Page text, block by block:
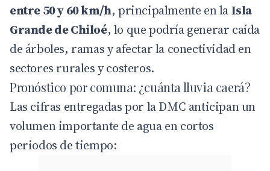
entre 50 y 60 km/h, principalmente en laIsla
Grande de Chiloé, lo que podría generar caída
de árboles, ramas y afectar la conectividad en
sectores rurales y costeros.
Pronóstico por comuna: ¿cuánta lluvia caerá?
Las cifras entregadas por la DMC anticipan un
volumen importante de agua en cortos
periodos de tiempo: